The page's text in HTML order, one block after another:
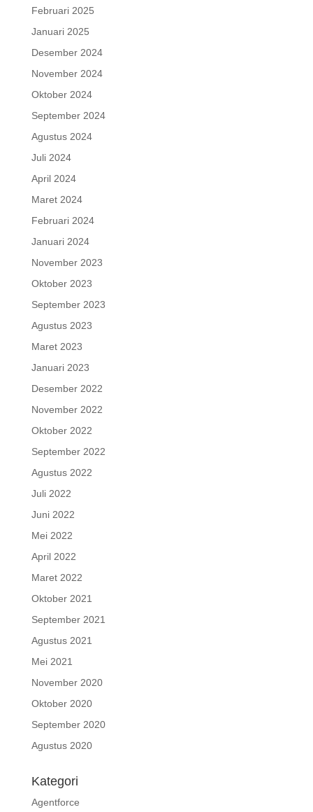
Februari 2025
Januari 2025
Desember 2024
November 2024
Oktober 2024
September 2024
Agustus 2024
Juli 2024
April 2024
Maret 2024
Februari 2024
Januari 2024
November 2023
Oktober 2023
September 2023
Agustus 2023
Maret 2023
Januari 2023
Desember 2022
November 2022
Oktober 2022
September 2022
Agustus 2022
Juli 2022
Juni 2022
Mei 2022
April 2022
Maret 2022
Oktober 2021
September 2021
Agustus 2021
Mei 2021
November 2020
Oktober 2020
September 2020
Agustus 2020
Kategori
Agentforce